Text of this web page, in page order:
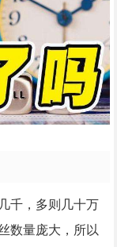
千，多则几十万
数量庞大，所以